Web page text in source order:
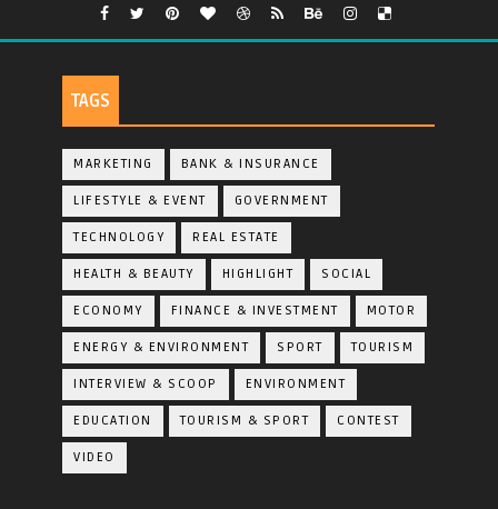
TAGS
MARKETING BANK & INSURANCE
LIFESTYLE & EVENT GOVERNMENT
TECHNOLOGY REAL ESTATE
HEALTH & BEAUTY HIGHLIGHT SOCIAL
ECONOMY FINANCE & INVESTMENT MOTOR
ENERGY & ENVIRONMENT SPORT TOURISM
INTERVIEW & SCOOP ENVIRONMENT
EDUCATION TOURISM & SPORT CONTEST
VIDEO